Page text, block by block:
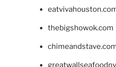
thebigshowok.com